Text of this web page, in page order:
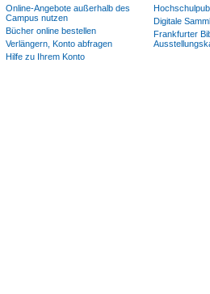
Online-Angebote außerhalb des
Campus nutzen
Bücher online bestellen
Verlängern, Konto abfragen
Hilfe zu Ihrem Konto
Digitale
Frankfurter